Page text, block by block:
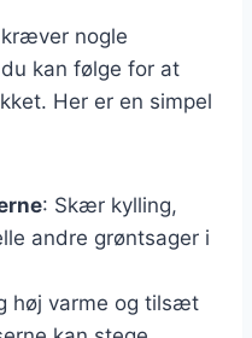
nogle
kan følge for at
Her er en simpel
: Skær kylling,
andre grøntsager i
høj varme og tilsæt